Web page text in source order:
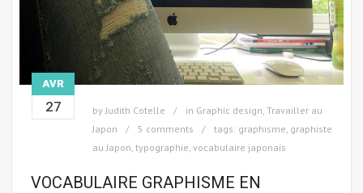
AVR
27 byJudith Cotelle in Graphic design, Travailler au
Japon
5 comments tags: graphisme, graphiste
au Japon, typographie, vocabulaire japonais
VOCABULAIRE GRAPHISME EN